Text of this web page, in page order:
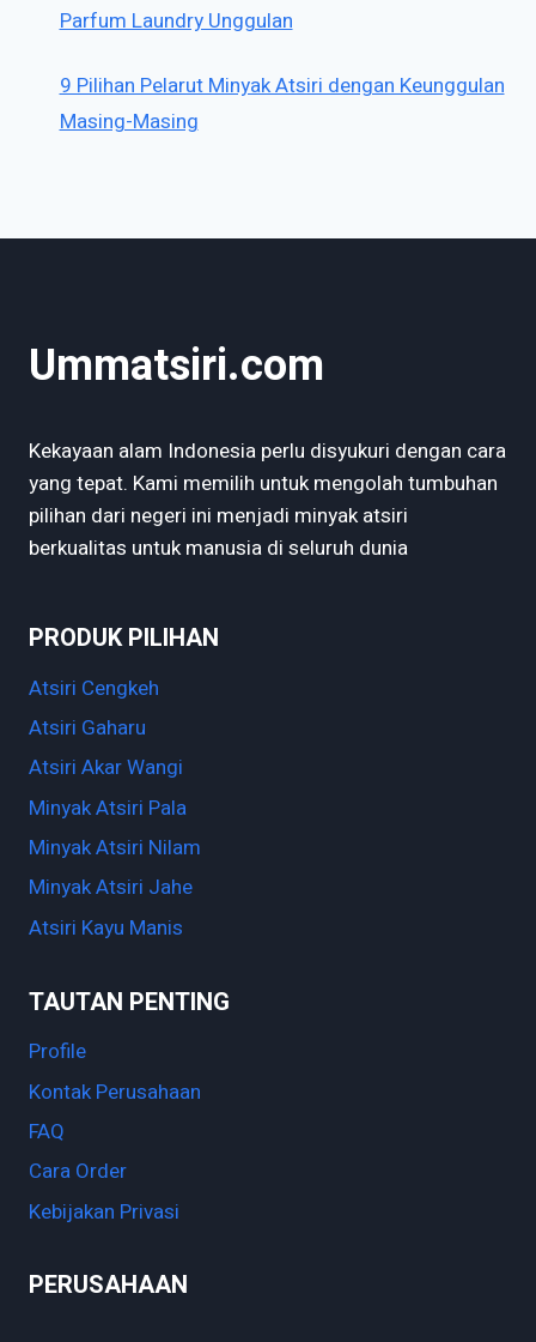
Parfum Laundry Unggulan
9 Pilihan Pelarut Minyak Atsiri dengan Keunggulan
Masing-Masing
Ummatsiri.com
Kekayaan alam Indonesia perlu disyukuri dengan cara
yang tepat. Kami memilih untuk mengolah tumbuhan
pilihan dari negeri ini menjadi minyak atsiri
berkualitas untuk manusia di seluruh dunia
PRODUK PILIHAN
Atsiri Cengkeh
Atsiri Gaharu
Atsiri Akar Wangi
Minyak Atsiri Pala
Minyak Atsiri Nilam
Minyak Atsiri Jahe
Atsiri Kayu Manis
TAUTAN PENTING
Profile
Kontak Perusahaan
FAQ
Cara Order
Kebijakan Privasi
PERUSAHAAN